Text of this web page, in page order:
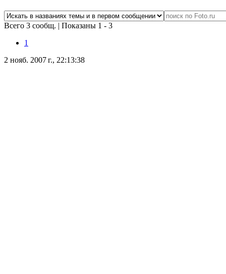
Всего 3 сообщ. | Показаны 1 - 3
1
2 нояб. 2007 г., 22:13:38